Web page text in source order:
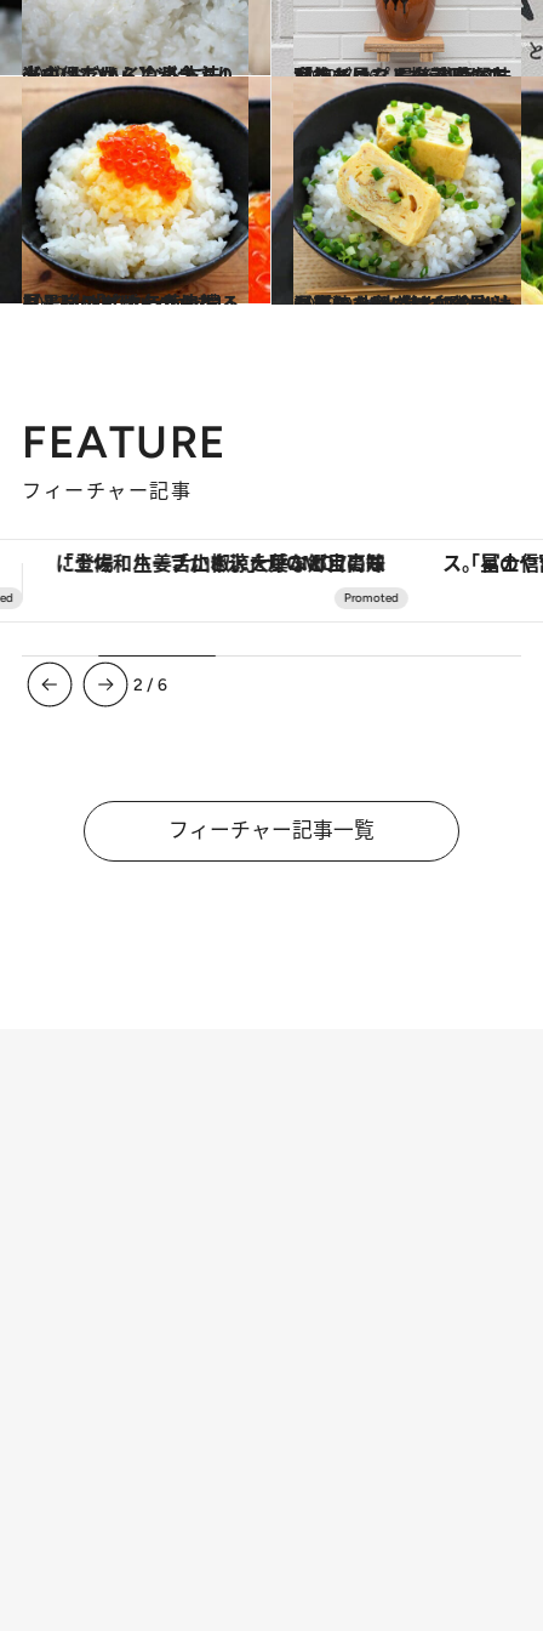
2022.11.16
米の保存から冷凍まで！ 【白いごはん】が今より必ず おいしくなる方法
グルメ 2022.7.16
羽釜ごはんと梅干しの店「梅と星」 最後の晩餐に食べたくなる、 浅草で味わうシンプルな美味しさ
グルメ
2022.10.14
【最強のごはんのおとも！】 「イクラ黄身おろし」レシピ とろっと濃厚、ごはんが止まらない
グルメ 2022.9.28
【新たなおいしさ発見レシピ】 出汁巻き卵の出汁浸しのっけごはん 冷やした厚焼き卵×熱々ごはんも最高
グルメ
FEATURE
フィーチャー記事
「星のや富士」でデジタルデトックス。冨士信仰の歴史を辿り、心身を調える。
3 /6
フィーチャー記事一覧